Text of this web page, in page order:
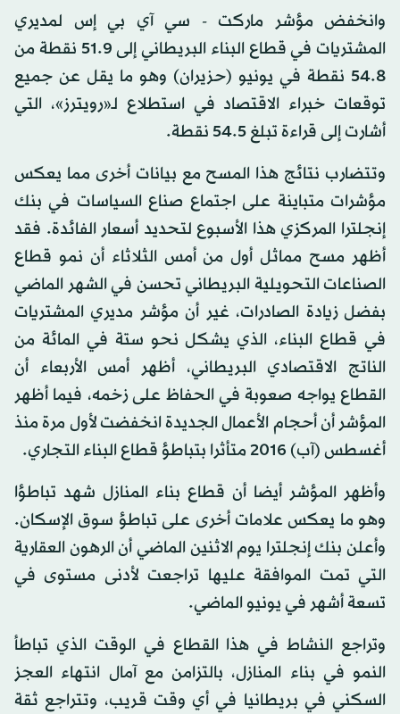
وانخفض مؤشر ماركت - سي آي بي إس لمديري
المشتريات في قطاع البناء البريطاني إلى 51.9 نقطة من
54.8 نقطة في يونيو (حزيران) وهو ما يقل عن جميع
توقعات خبراء الاقتصاد في استطلاع لـ«رويترز»، التي
أشارت إلى قراءة تبلغ 54.5 نقطة.
وتتضارب نتائج هذا المسح مع بيانات أخرى مما يعكس
مؤشرات متباينة على اجتماع صناع السياسات في بنك
إنجلترا المركزي هذا الأسبوع لتحديد أسعار الفائدة. فقد
أظهر مسح مماثل أول من أمس الثلاثاء أن نمو قطاع
الصناعات التحويلية البريطاني تحسن في الشهر الماضي
بفضل زيادة الصادرات، غير أن مؤشر مديري المشتريات
في قطاع البناء، الذي يشكل نحو ستة في المائة من
الناتج الاقتصادي البريطاني، أظهر أمس الأربعاء أن
القطاع يواجه صعوبة في الحفاظ على زخمه، فيما أظهر
المؤشر أن أحجام الأعمال الجديدة انخفضت لأول مرة منذ
أغسطس (آب) 2016 متأثرا بتباطؤ قطاع البناء التجاري.
وأظهر المؤشر أيضا أن قطاع بناء المنازل شهد تباطؤا
وهو ما يعكس علامات أخرى على تباطؤ سوق الإسكان.
وأعلن بنك إنجلترا يوم الاثنين الماضي أن الرهون العقارية
التي تمت الموافقة عليها تراجعت لأدنى مستوى في
تسعة أشهر في يونيو الماضي.
وتراجع النشاط في هذا القطاع في الوقت الذي تباطأ
النمو في بناء المنازل، بالتزامن مع آمال انتهاء العجز
السكني في بريطانيا في أي وقت قريب، وتتراجع ثقة